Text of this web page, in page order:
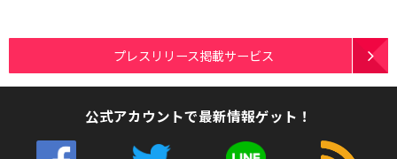
プレスリリース掲載サービス
公式アカウントで最新情報ゲット！